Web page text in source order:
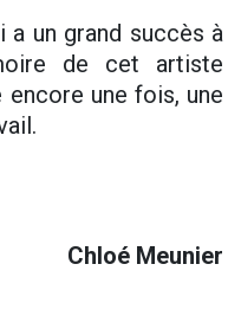
un grand succès à
de cet artiste
une fois, une
Chloé Meunier